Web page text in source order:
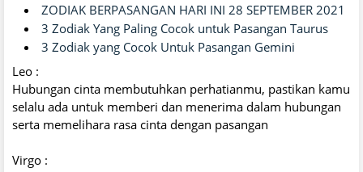
ZODIAK BERPASANGAN HARI INI 28 SEPTEMBER 2021
3 Zodiak Yang Paling Cocok untuk Pasangan Taurus
3 Zodiak yang Cocok Untuk Pasangan Gemini
Leo :
Hubungan cinta membutuhkan perhatianmu, pastikan kamu
selalu ada untuk memberi dan menerima dalam hubungan
serta memelihara rasa cinta dengan pasangan
Virgo :